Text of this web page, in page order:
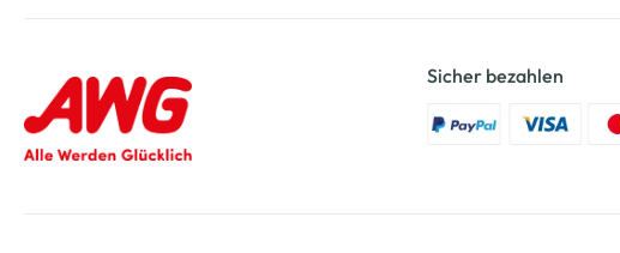
Sicher bezahlen